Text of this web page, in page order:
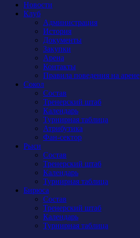
Новости
Клуб
Администрация
История
Документы
Закупки
Арена
Контакты
Правила поведения на арене
Сокол
Состав
Тренерский штаб
Календарь
Турнирная таблица
Атрибутика
Фан-сектор
Рыси
Состав
Тренерский штаб
Календарь
Турнирная таблица
Бирюса
Состав
Тренерский штаб
Календарь
Турнирная таблица